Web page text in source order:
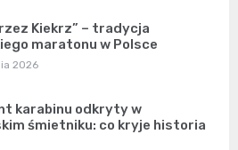
Kiekrz” – tradycja
maratonu w Polsce
2026
karabinu odkryty w
śmietniku: co kryje historia